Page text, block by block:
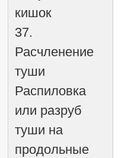
кишок
37.
Расчленение
туши
Распиловка
или разруб
туши на
продольные